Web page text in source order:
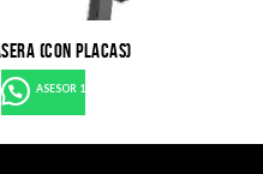
(CON PLACAS)
ASESOR 1